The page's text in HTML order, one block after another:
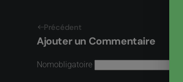
Précédent
Ajouter un Commentaire
Nomobligatoire